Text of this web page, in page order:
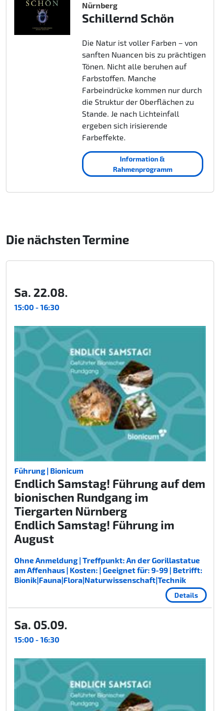
Nürnberg
Schillernd Schön
Die Natur ist voller Farben – von
sanften Nuancen bis zu prächtigen
Tönen. Nicht alle beruhen auf
Farbstoffen. Manche
Farbeindrücke kommen nur durch
die Struktur der Oberflächen zu
Stande. Je nach Lichteinfall
ergeben sich irisierende
Farbeffekte.
Information &
Rahmenprogramm
Die nächsten Termine
Sa. 22.08.
15:00 - 16:30
Führung | Bionicum
Endlich Samstag! Führung auf dem
bionischen Rundgang im
Tiergarten Nürnberg
Endlich Samstag! Führung im
August
Ohne Anmeldung | Treffpunkt: An der Gorillastatue
am Affenhaus | Kosten: | Geeignet für: 9-99 | Betrifft:
Bionik|Fauna|Flora|Naturwissenschaft|Technik
Details
Sa. 05.09.
15:00 - 16:30